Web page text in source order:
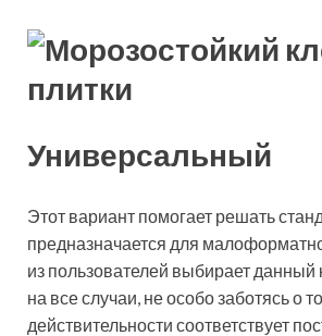
Универсальный
Этот вариант помогает решать
предназначается для
из пользователей выбирает данный
на все случаи, не особо заботясь о
действительности соответствует